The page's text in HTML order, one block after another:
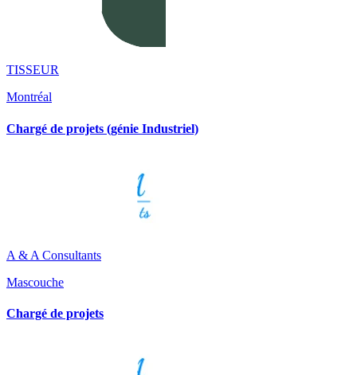
TISSEUR
Montréal
Chargé de projets (génie Industriel)
A & A Consultants
Mascouche
Chargé de projets